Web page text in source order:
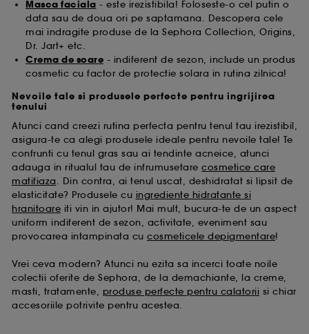
Masca faciala - este irezistibila! Foloseste-o cel putin o
data sau de doua ori pe saptamana. Descopera cele
mai indragite produse de la Sephora Collection, Origins,
Dr. Jart+ etc.
Crema de soare - indiferent de sezon, include un produs
cosmetic cu factor de protectie solara in rutina zilnica!
Nevoile tale si produsele perfecte pentru ingrijirea
tenului
Atunci cand creezi rutina perfecta pentru tenul tau irezistibil,
asigura-te ca alegi produsele ideale pentru nevoile tale! Te
confrunti cu tenul gras sau ai tendinte acneice, atunci
adauga in ritualul tau de infrumusetare cosmetice care
matifiaza. Din contra, ai tenul uscat, deshidratat si lipsit de
elasticitate? Produsele cu ingrediente hidratante si
hranitoare iti vin in ajutor! Mai mult, bucura-te de un aspect
uniform indiferent de sezon, activitate, eveniment sau
provocarea intampinata cu cosmeticele depigmentare!
Vrei ceva modern? Atunci nu ezita sa incerci toate noile
colectii oferite de Sephora, de la demachiante, la creme,
masti, tratamente, produse perfecte pentru calatorii si chiar
accesoriile potrivite pentru acestea.